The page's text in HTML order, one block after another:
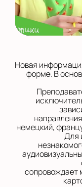
Новая
форме. В
немецкий,
Для
сопровождает